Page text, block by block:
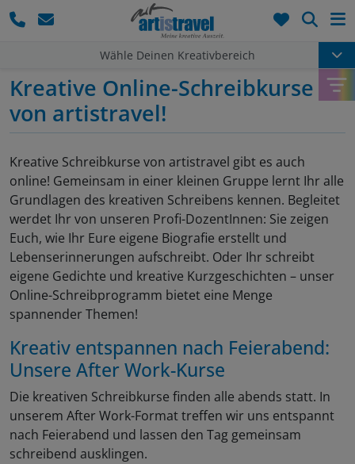
Wähle Deinen Kreativbereich
Kreative Online-Schreibkurse
von artistravel!
Kreative Schreibkurse von artistravel gibt es auch
online! Gemeinsam in einer kleinen Gruppe lernt Ihr alle
Grundlagen des kreativen Schreibens kennen. Begleitet
werdet Ihr von unseren Profi-DozentInnen: Sie zeigen
Euch, wie Ihr Eure eigene Biografie erstellt und
Lebenserinnerungen aufschreibt. Oder Ihr schreibt
eigene Gedichte und kreative Kurzgeschichten – unser
Online-Schreibprogramm bietet eine Menge
spannender Themen!
Kreativ entspannen nach Feierabend:
Unsere After Work-Kurse
Die kreativen Schreibkurse finden alle abends statt. In
unserem After Work-Format treffen wir uns entspannt
nach Feierabend und lassen den Tag gemeinsam
schreibend ausklingen.